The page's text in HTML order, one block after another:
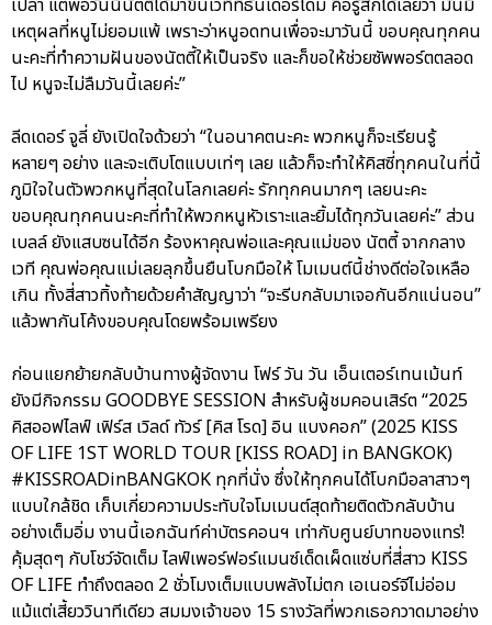
เหตุผลที่หนูไม่ยอมแพ้ เพราะว่าหนูอดทนเพื่อจะมาวันนี้ ขอบคุณทุกคน
นะคะที่ทำความฝันของนัตตี้ให้เป็นจริง และก็ขอให้ช่วยซัพพอร์ตตลอด
ไป หนูจะไม่ลืมวันนี้เลยค่ะ”
ลีดเดอร์ จูลี่ ยังเปิดใจด้วยว่า “ในอนาคตนะคะ พวกหนูก็จะเรียนรู้
หลายๆ อย่าง และจะเติบโตแบบเท่ๆ เลย แล้วก็จะทำให้คิสซี่ทุกคนในที่นี้
ภูมิใจในตัวพวกหนูที่สุดในโลกเลยค่ะ รักทุกคนมากๆ เลยนะคะ
ขอบคุณทุกคนนะคะที่ทำให้พวกหนูหัวเราะและยิ้มได้ทุกวันเลยค่ะ” ส่วน
เบลล์ ยังแสบซนได้อีก ร้องหาคุณพ่อและคุณแม่ของ นัตตี้ จากกลาง
เวที คุณพ่อคุณแม่เลยลุกขึ้นยืนโบกมือให้ โมเมนต์นี้ช่างดีต่อใจเหลือ
เกิน ทั้งสี่สาวทิ้งท้ายด้วยคำสัญญาว่า “จะรีบกลับมาเจอกันอีกแน่นอน”
แล้วพากันโค้งขอบคุณโดยพร้อมเพรียง
ก่อนแยกย้ายกลับบ้านทางผู้จัดงาน โฟร์ วัน วัน เอ็นเตอร์เทนเม้นท์
ยังมีกิจกรรม GOODBYE SESSION สำหรับผู้ชมคอนเสิร์ต “2025
คิสออฟไลฟ์ เฟิร์ส เวิลด์ ทัวร์ [คิส โรด] อิน แบงคอก” (2025 KISS
OF LIFE 1ST WORLD TOUR [KISS ROAD] in BANGKOK)
#KISSROADinBANGKOK ทุกที่นั่ง ซึ่งให้ทุกคนได้โบกมือลาสาวๆ
แบบใกล้ชิด เก็บเกี่ยวความประทับใจโมเมนต์สุดท้ายติดตัวกลับบ้าน
อย่างเต็มอิ่ม งานนี้เอกฉันท์ค่าบัตรคอนฯ เท่ากับศูนย์บาทของแทร่!
คุ้มสุดๆ กับโชว์จัดเต็ม ไลฟ์เพอร์ฟอร์แมนซ์เด็ดเผ็ดแซ่บที่สี่สาว KISS
OF LIFE ทำถึงตลอด 2 ชั่วโมงเต็มแบบพลังไม่ตก เอเนอร์จีไม่อ่อม
แม้แต่เสี้ยววินาทีเดียว สมมงเจ้าของ 15 รางวัลที่พวกเธอกวาดมาอย่าง